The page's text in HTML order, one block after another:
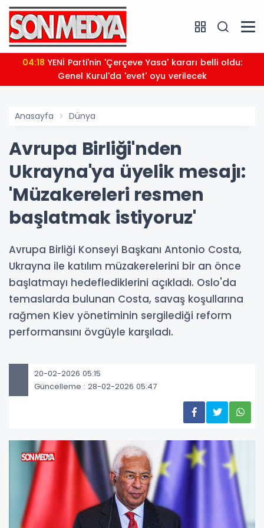
04:18
Genel Kurul'da 'evet' oyu verilecek
Anasayfa Dünya
Avrupa Birliği'nden
Ukrayna'ya üyelik mesajı:
'Müzakereleri resmen
başlatmak istiyoruz'
Avrupa Birliği Konseyi Başkanı Antonio Costa,
Ukrayna ile katılım müzakerelerini bir an önce
başlatmayı hedeflediklerini açıkladı. Oslo'da
temaslarda bulunan Costa, savaş koşullarına
rağmen Kiev yönetiminin sergilediği reform
performansını övgüyle karşıladı.
20-02-2026 05:15
Güncelleme : 28-02-2026 05:47